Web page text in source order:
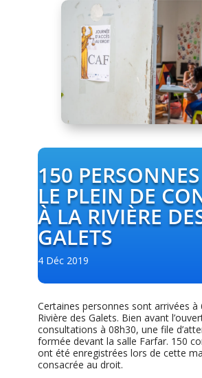
150
LE PLEIN DE
À LA RIVIÈRE
GALETS
4 Déc 2019
Certaines personnes sont arrivées à
Rivière des Galets. Bien avant
consultations à 08h30, une file
formée devant la salle Farfar. 150
ont été enregistrées lors de cette
consacrée au droit.